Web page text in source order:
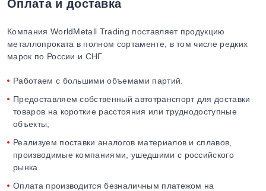
Оплата и доставка
Компания WorldMetall Trading поставляет продукцию
металлопроката в полном сортаменте, в том числе редких
марок по России и СНГ.
Работаем с большими объемами партий.
Предоставляем собственный автотранспорт для доставки
товаров на короткие расстояния или труднодоступные
объекты;
Реализуем поставки аналогов материалов и сплавов,
производимые компаниями, ушедшими с российского
рынка.
Оплата производится безналичным платежом на